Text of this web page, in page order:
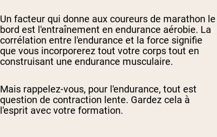
Un facteur qui donne aux coureurs de marathon le
bord est l'entraînement en endurance aérobie. La
corrélation entre l'endurance et la force signifie
que vous incorporerez tout votre corps tout en
construisant une endurance musculaire.
Mais rappelez-vous, pour l'endurance, tout est
question de contraction lente. Gardez cela à
l'esprit avec votre formation.